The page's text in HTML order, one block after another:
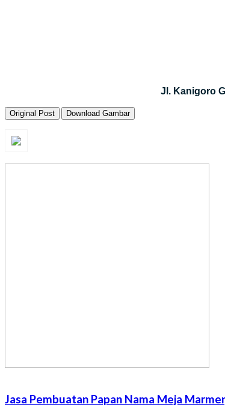
Jl. Kanigoro
Original Post Download Gambar
Jasa Pembuatan Papan Nama Meja